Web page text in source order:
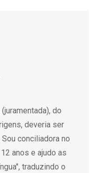
do
deveria ser
conciliadora no
anos e ajudo as
traduzindo o